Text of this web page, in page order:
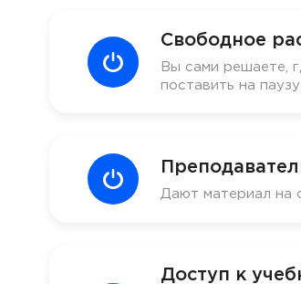
Свободное
Вы сами решаете,
поставить на
Дают материал на
Доступ к